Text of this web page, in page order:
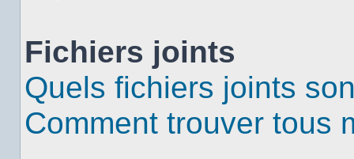
Fichiers joints
Quels fichiers joints
Comment trouver tous